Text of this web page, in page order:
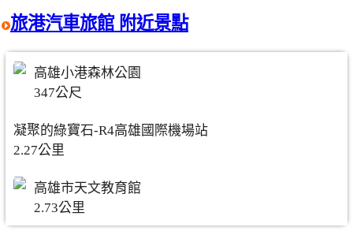
旅港汽車旅館 附近景點
高雄小港森林公園
347公尺
凝聚的綠寶石-R4高雄國際機場站
2.27公里
高雄市天文教育館
2.73公里